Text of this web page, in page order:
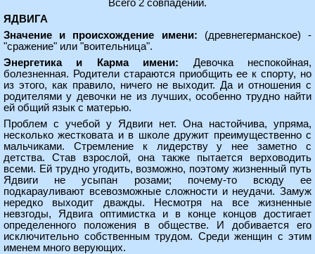
Всего 2 совпадений.
ЯДВИГА
Значение и происхождение имени: (древнегерманское) -
"сражение" или "воительница".
Энергетика и Карма имени:
Девочка неспокойная,
болезненная. Родители стараются приобщить ее к спорту, но
из этого, как правило, ничего не выходит. Да и отношения с
родителями у девочки не из лучших, особенно трудно найти
ей общий язык с матерью.
Проблем с учебой у Ядвиги нет. Она настойчива, упряма,
несколько жестковата и в школе дружит преимущественно с
мальчиками. Стремление к лидерству у нее заметно с
детства. Став взрослой, она также пытается верховодить
всеми. Ей трудно угодить, возможно, поэтому жизненный путь
Ядвиги не усыпан розами; почему-то всюду ее
подкарауливают всевозможные сложности и неудачи. Замуж
нередко выходит дважды. Несмотря на все жизненные
невзгоды, Ядвига оптимистка и в конце концов достигает
определенного положения в обществе. И добивается его
исключительно собственным трудом. Среди женщин с этим
именем много верующих.